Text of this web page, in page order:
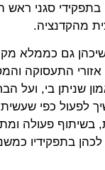
בתפקידי סגני ראש
מהקדנציה.
גם כממלא
אזורי התעסוקה
שניתן בי, ועל
לפעול כפי
בשיתוף פעולה
לכהן בתפקידיו